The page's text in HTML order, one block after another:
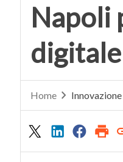
Napoli
Home Innovazione